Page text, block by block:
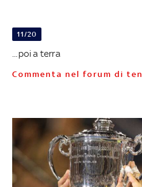
11/20
...poi a terra
Commenta nel forum di